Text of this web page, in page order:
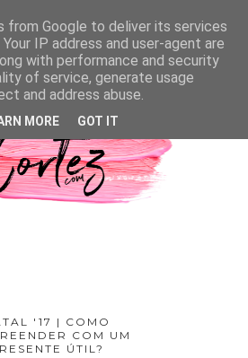
'17 | COMO
COM UM
ÚTIL?
from Google to deliver its services
IP address and user-agent are
with performance and security
of service, generate usage
and address abuse.
MORE GOT IT